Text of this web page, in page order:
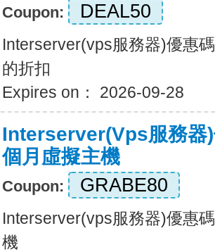
Coupon: DEAL50
Interserver(vps服務器)優惠
的折扣
Expires on： 2026-09-28
Interserver(vps服務器
個月虛擬主機
Coupon: GRABE80
Interserver(vps服務器)優惠
機